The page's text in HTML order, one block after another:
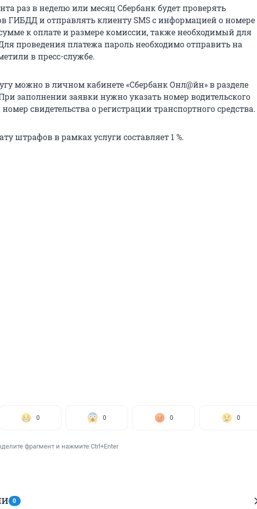
раз в неделю или месяц Сбербанк будет проверять
ГИБДД и отправлять клиенту SMS с информацией о номере
к оплате и размере комиссии, также необходимый для
проведения платежа пароль необходимо отправить на
в пресс-службе.
можно в личном кабинете «Сбербанк Онл@йн» в разделе
заполнении заявки нужно указать номер водительского
свидетельства о регистрации транспортного средства.
штрафов в рамках услуги составляет 1 %.
0 0 0 0
фрагмент и нажмите Ctrl+Enter
0